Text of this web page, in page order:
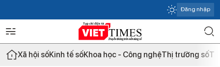
Đăng nhập
Xã hội sốKinh tế sốKhoa học - Công nghệThị trường số